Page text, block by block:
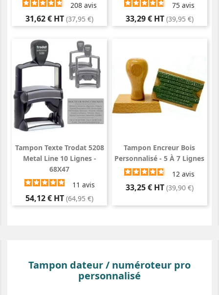
208 avis
Prix
31,62 € HT (37,95 €)
75avis
Prix
33,29 € HT (39,95 €)
Tampon Texte Trodat 5208
Metal Line 10 Lignes -
68X47
11 avis
Prix
54,12 € HT (64,95 €)
Tampon Encreur Bois
Personnalisé - 5 À 7 Lignes
12avis
Prix
33,25 € HT (39,90 €)
Tampon dateur / numéroteur pro
personnalisé